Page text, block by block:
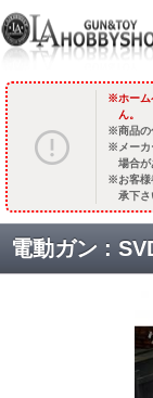
ホー
ん。
商品の
メー
場合が
お客
承下さ